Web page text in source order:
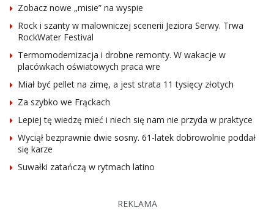
Zobacz nowe „misie” na wyspie
Rock i szanty w malowniczej scenerii Jeziora Serwy. Trwa
RockWater Festival
Termomodernizacja i drobne remonty. W wakacje w
placówkach oświatowych praca wre
Miał być pellet na zimę, a jest strata 11 tysięcy złotych
Za szybko we Frąckach
Lepiej tę wiedzę mieć i niech się nam nie przyda w praktyce
Wyciął bezprawnie dwie sosny. 61-latek dobrowolnie poddał
się karze
Suwałki zatańczą w rytmach latino
REKLAMA